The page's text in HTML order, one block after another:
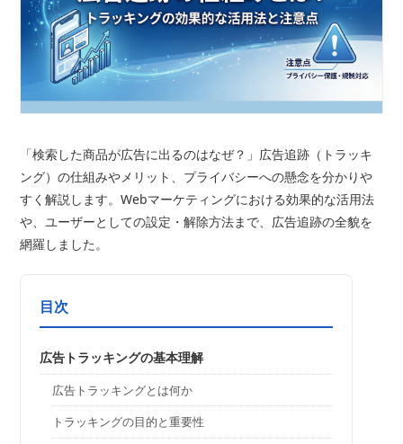
「検索した商品が広告に出るのはなぜ？」広告追跡（トラッキ
ング）の仕組みやメリット、プライバシーへの懸念を分かりや
すく解説します。Webマーケティングにおける効果的な活用法
や、ユーザーとしての設定・解除方法まで、広告追跡の全貌を
網羅しました。
目次
広告トラッキングの基本理解
広告トラッキングとは何か
トラッキングの目的と重要性